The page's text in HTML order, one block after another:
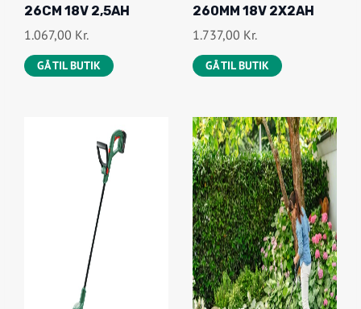
26CM 18V 2,5AH
1.067,00 Kr.
GÅ TIL BUTIK
260MM 18V 2X2AH
1.737,00 Kr.
GÅ TIL BUTIK